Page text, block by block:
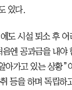
있다.
도 시설 퇴소 후
엔 공과금을 내야
아가고 있는 상황”
등을 하며 독립하